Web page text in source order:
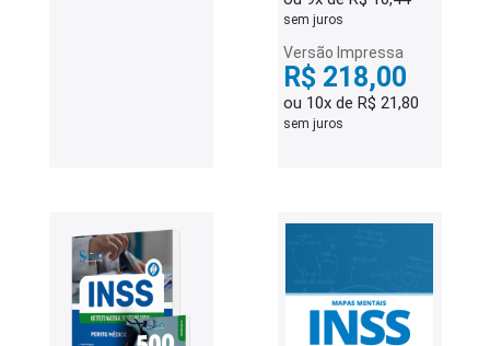
sem juros
Versão Impressa
R$ 218,00
ou 10x de R$ 21,80
sem juros